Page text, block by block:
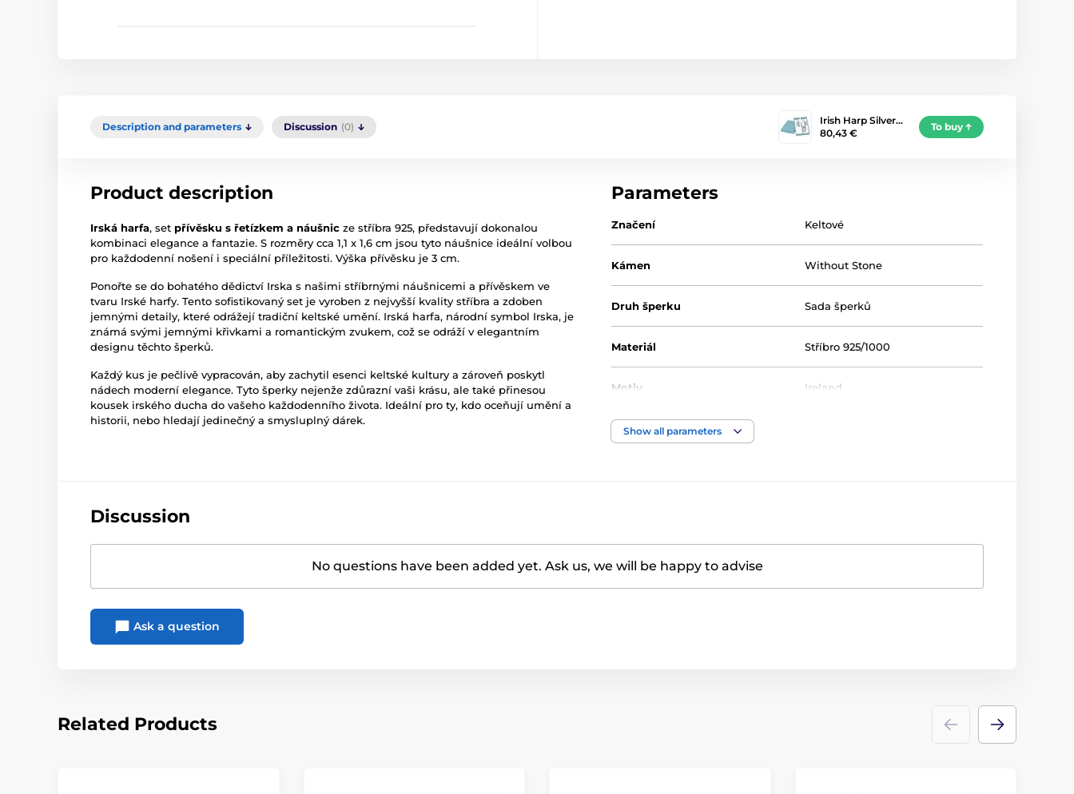
Description and parameters Discussion (0)
Irish Harp Silver…
80,43 €
To buy
Product description
Irská harfa, set přívěsku s řetízkem a náušnic ze stříbra 925, představují dokonalou
kombinaci elegance a fantazie. S rozměry cca 1,1 x 1,6 cm jsou tyto náušnice ideální volbou
pro každodenní nošení i speciální příležitosti. Výška přívěsku je 3 cm.
Ponořte se do bohatého dědictví Irska s našimi stříbrnými náušnicemi a přívěskem ve
tvaru Irské harfy. Tento sofistikovaný set je vyroben z nejvyšší kvality stříbra a zdoben
jemnými detaily, které odrážejí tradiční keltské umění. Irská harfa, národní symbol Irska, je
známá svými jemnými křivkami a romantickým zvukem, což se odráží v elegantním
designu těchto šperků.
Každý kus je pečlivě vypracován, aby zachytil esenci keltské kultury a zároveň poskytl
nádech moderní elegance. Tyto šperky nejenže zdůrazní vaši krásu, ale také přinesou
kousek irského ducha do vašeho každodenního života. Ideální pro ty, kdo oceňují umění a
historii, nebo hledají jedinečný a smysluplný dárek.
Parameters
Značení Keltové
Kámen Without Stone
Druh šperku Sada šperků
Materiál Stříbro 925/1000
Motiv Ireland
Show all parameters
Discussion
No questions have been added yet. Ask us, we will be happy to advise
Ask a question
Related Products